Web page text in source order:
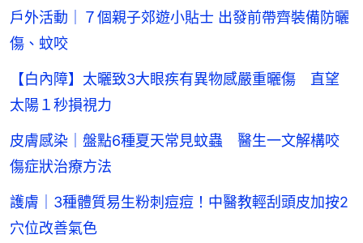
戶外活動｜７個親子郊遊小貼士 出發前帶齊裝備防曬
傷、蚊咬
【白內障】太曬致3大眼疾有異物感嚴重曬傷 直望
太陽１秒損視力
皮膚感染｜盤點6種夏天常見蚊蟲 醫生一文解構咬
傷症狀治療方法
護膚｜3種體質易生粉刺痘痘！中醫教輕刮頭皮加按2
穴位改善氣色